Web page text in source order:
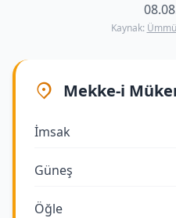
Kaynak:
Mekke-i
İmsak
Güneş
Öğle